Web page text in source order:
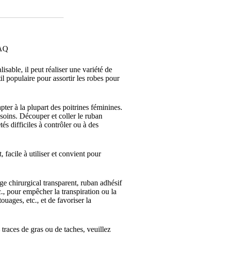
il peut réaliser une variété de
populaire pour assortir les robes pour
à la plupart des poitrines féminines.
Découper et coller le ruban
difficiles à contrôler ou à des
facile à utiliser et convient pour
chirurgical transparent, ruban adhésif
pour empêcher la transpiration ou la
etc., et de favoriser la
de gras ou de taches, veuillez